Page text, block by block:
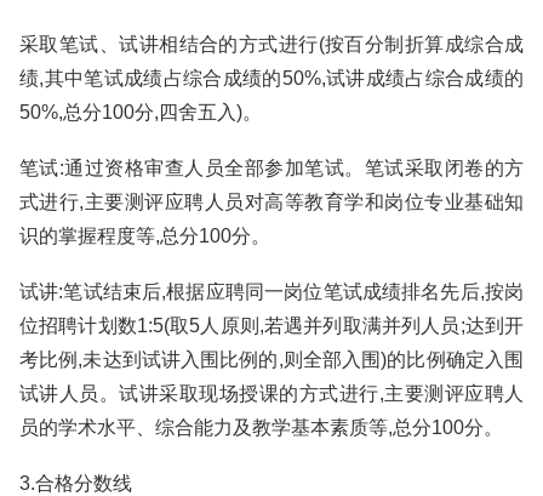
采取笔试、试讲相结合的方式进行(按百分制折算成综合成
绩,其中笔试成绩占综合成绩的50%,试讲成绩占综合成绩的
50%,总分100分,四舍五入)。
笔试:通过资格审查人员全部参加笔试。笔试采取闭卷的方
式进行,主要测评应聘人员对高等教育学和岗位专业基础知
识的掌握程度等,总分100分。
试讲:笔试结束后,根据应聘同一岗位笔试成绩排名先后,按岗
位招聘计划数1:5(取5人原则,若遇并列取满并列人员;达到开
考比例,未达到试讲入围比例的,则全部入围)的比例确定入围
试讲人员。试讲采取现场授课的方式进行,主要测评应聘人
员的学术水平、综合能力及教学基本素质等,总分100分。
3.合格分数线